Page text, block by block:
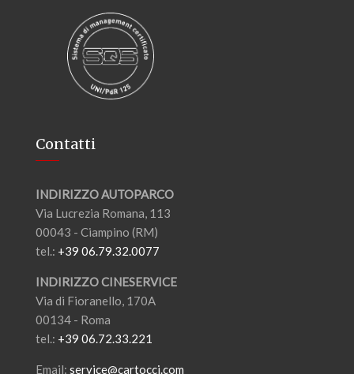
Contatti
INDIRIZZO AUTOPARCO
Via Lucrezia Romana, 113
00043 - Ciampino (RM)
tel.: +39 06.79.32.0077
INDIRIZZO CINESERVICE
Via di Fioranello, 170A
00134 - Roma
tel.: +39 06.72.33.221
Email: service@cartocci.com